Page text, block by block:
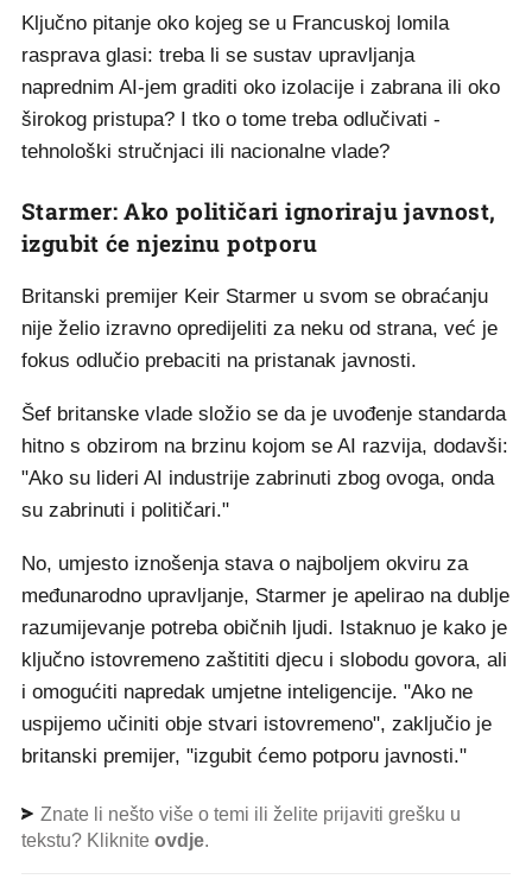
Ključno pitanje oko kojeg se u Francuskoj lomila
rasprava glasi: treba li se sustav upravljanja
naprednim AI-jem graditi oko izolacije i zabrana ili oko
širokog pristupa? I tko o tome treba odlučivati -
tehnološki stručnjaci ili nacionalne vlade?
Starmer: Ako političari ignoriraju javnost,
izgubit će njezinu potporu
Britanski premijer Keir Starmer u svom se obraćanju
nije želio izravno opredijeliti za neku od strana, već je
fokus odlučio prebaciti na pristanak javnosti.
Šef britanske vlade složio se da je uvođenje standarda
hitno s obzirom na brzinu kojom se AI razvija, dodavši:
"Ako su lideri AI industrije zabrinuti zbog ovoga, onda
su zabrinuti i političari."
No, umjesto iznošenja stava o najboljem okviru za
međunarodno upravljanje, Starmer je apelirao na dublje
razumijevanje potreba običnih ljudi. Istaknuo je kako je
ključno istovremeno zaštititi djecu i slobodu govora, ali
i omogućiti napredak umjetne inteligencije. "Ako ne
uspijemo učiniti obje stvari istovremeno", zaključio je
britanski premijer, "izgubit ćemo potporu javnosti."
Znate li nešto više o temi ili želite prijaviti grešku u
tekstu? Kliknite ovdje.